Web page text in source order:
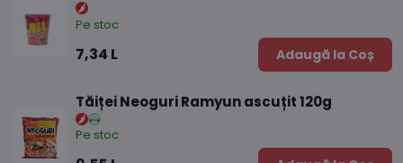
Pe stoc
7,34 L Adaugă la Coș
Tăiței Neoguri Ramyun ascuțit 120g
Pe stoc